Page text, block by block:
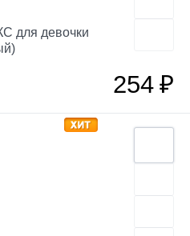
для девочки
254₽